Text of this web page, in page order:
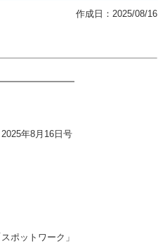
作成日：2025/08/16
2025年8 月 16日号
ポットワーク」